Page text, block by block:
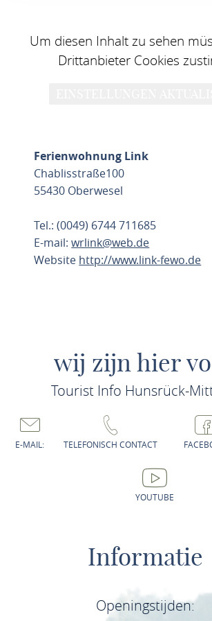
Um diesen Inhalt zu sehen
Drittanbieter Cookies
Ferienwohnung Link
Chablisstraße100
55430 Oberwesel
Tel.: (0049) 6744 711685
E-mail:wrlink@web.de
Website http://www.link-fewo.de
wij zijn hier
Tourist Info Hunsrück-
E-MAIL: TELEFONISCH CONTACT
YOUTUBE
Informatie
Openingstijden: